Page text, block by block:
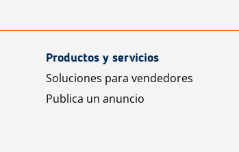
Productos y servicios
Soluciones para vendedores
Publica un anuncio